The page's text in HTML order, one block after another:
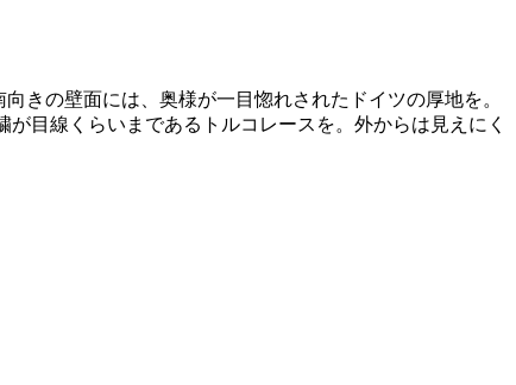
きの壁面には、奥様が一目惚れされたドイツの厚地を。
目線くらいまであるトルコレースを。外からは見えにく